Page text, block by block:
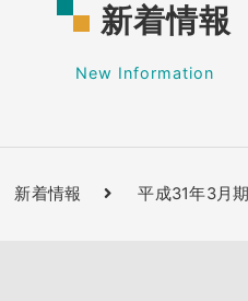
新着情報
New Information
新着情報 平成31年3月